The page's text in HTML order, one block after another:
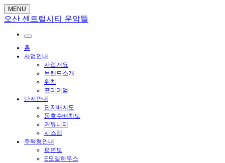
MENU
오산 센트럴시티 운암뜰
홈
사업안내
사업개요
브랜드소개
위치
프리미엄
단지안내
단지배치도
동호수배치도
커뮤니티
시스템
주택형안내
평면도
E모델하우스